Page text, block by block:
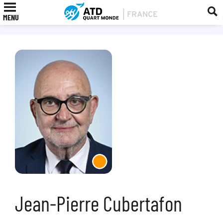
MENU
Jean-Pierre Cubertafon